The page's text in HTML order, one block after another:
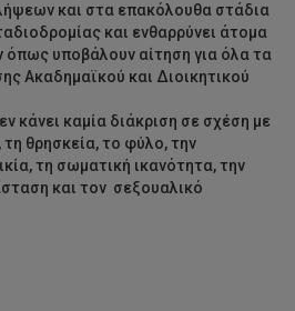
και στα επακόλουθα στάδια
και ενθαρρύνει άτομα
υποβάλουν αίτηση για όλα τα
Ακαδημαϊκού και Διοικητικού
κάνει καμία διάκριση σε σχέση με
θρησκεία, το φύλο, την
τη σωματική ικανότητα, την
και τον σεξουαλικό